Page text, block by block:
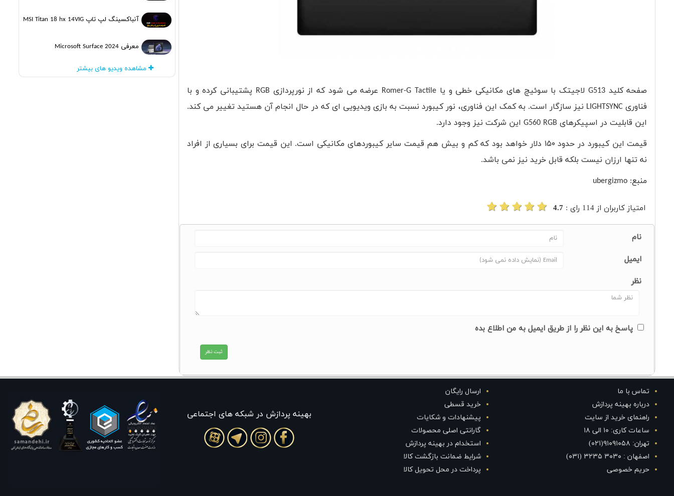
صفحه کلید G513 لاجیتک با سوئیچ های مکانیکی خطی و یا Romer-G Tactile عرضه می شود که از نورپردازی RGB پشتیبانی کرده و با
فناوریLIGHTSYNC نیز سازگار است. به کمک این فناوری، نور کیبورد نسبت به بازی ویدیویی ای که در حال انجام آن هستید تغییر می کند.
این قابلیت در اسپیکرهای G560 RGBاین شرکت نیز وجود دارد.
قیمت این کیبورد در حدود ۱۵۰ دلار خواهد بود که کم و بیش هم قیمت سایر کیبوردهای مکانیکی است. این قیمت برای بسیاری از افراد
نه تنها ارزان نیست بلکه قابل خرید نیز نمی باشد.
منبع: ubergizmo
امتیاز کاربران از 114 رای : 4.7
نام
ایمیل
نظر
پاسخ به این نظر را از طریق ایمیل به من اطلاع بده
آنباکسینگ لپ تاپ MSI Titan 18 hx 14VIG
معرفی Microsoft Surface 2024
مشاهده ویدیو های بیشتر
تماس با ما
درباره بهینه پردازش
راهنمای خرید از سایت
ساعات کاری: ۱۰ الی ۱۸
تهران: ۹۱۰۹۱۰۵۸(۰۲۱)
اصفهان : ۳۰۳۰ ۳۲۳۵ (۰۳۱)
حریم خصوصی
ارسال رایگان
خرید قسطی
پیشنهادات و شکایات
گارانتی اصلی محصولات
استخدام در بهینه پردازش
شرایط ضمانت بازگشت کالا
پرداخت در محل تحویل کالا
بهينه پردازش در شبکه های اجتماعی